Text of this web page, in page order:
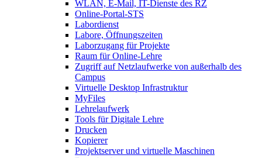
WLAN, E-Mail, IT-Dienste des RZ
Online-Portal-STS
Labordienst
Labore, Öffnungszeiten
Laborzugang für Projekte
Raum für Online-Lehre
Zugriff auf Netzlaufwerke von außerhalb des
Campus
Virtuelle Desktop Infrastruktur
MyFiles
Lehrelaufwerk
Tools für Digitale Lehre
Drucken
Kopierer
Projektserver und virtuelle Maschinen